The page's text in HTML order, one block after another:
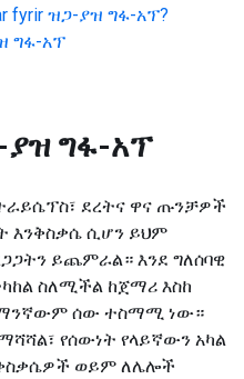
fyrir ዝጋ-ያዝ ግፋ-አፕ?
ግፋ-አፕ
ግፋ-አፕ
ትራይሴፕስ፣ ደረትና ዋና ጡንቻዎች
እንቅስቃሴ ሲሆን ይህም
ይጨምራል። እንደ ግለሰባዊ
ስለሚችል ከጀማሪ እስከ
ሰው ተስማሚ ነው።
የሰውነት የላይኛውን አካል
ወይም ለሌሎች